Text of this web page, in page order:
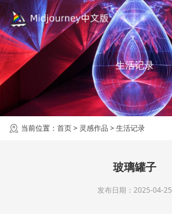
生活记录
当前位置： 首页> 灵感作品 >生活记录
玻璃罐子
发布日期：2025-04-25